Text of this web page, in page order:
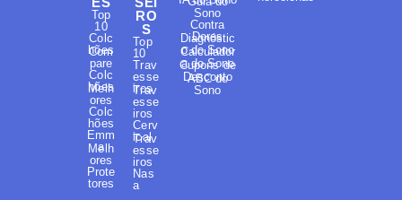
Top
10
Colc
hões
Com
pare
Colc
hões
Melh
ores
Colc
hões
Emm
a
Melh
ores
Prote
tores
RO
S
Top
10
Trav
esse
iros
Trav
esse
iros
Cerv
ical
Trav
esse
iros
Nas
a
Sono
Contra
Dores
Diagnóstic
o do Sono
Calculador
a do Sono
Cupons de
Desconto
ABC do
Sono